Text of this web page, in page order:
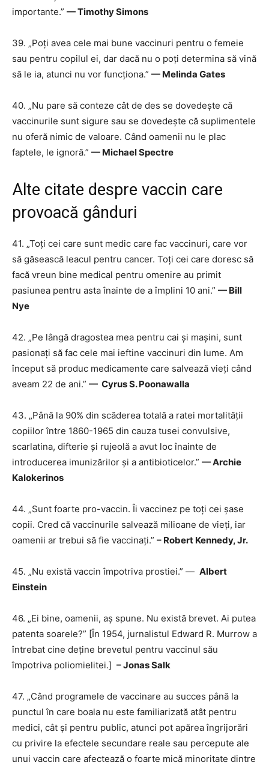
importante.” — Timothy Simons
39. „Poți avea cele mai bune vaccinuri pentru o femeie
sau pentru copilul ei, dar dacă nu o poți determina să vină
să le ia, atunci nu vor funcționa.” — Melinda Gates
40. „Nu pare să conteze cât de des se dovedește că
vaccinurile sunt sigure sau se dovedește că suplimentele
nu oferă nimic de valoare. Când oamenii nu le plac
faptele, le ignoră.” — Michael Spectre
Alte citate despre vaccin care
provoacă gânduri
41. „Toți cei care sunt medic care fac vaccinuri, care vor
să găsească leacul pentru cancer. Toți cei care doresc să
facă vreun bine medical pentru omenire au primit
pasiunea pentru asta înainte de a împlini 10 ani.” — Bill
Nye
42. „Pe lângă dragostea mea pentru cai și mașini, sunt
pasionați să fac cele mai ieftine vaccinuri din lume. Am
început să produc medicamente care salvează vieți când
aveam 22 de ani.” — Cyrus S. Poonawalla
43. „Până la 90% din scăderea totală a ratei mortalității
copiilor între 1860-1965 din cauza tusei convulsive,
scarlatina, difterie și rujeolă a avut loc înainte de
introducerea imunizărilor și a antibioticelor.” — Archie
Kalokerinos
44. „Sunt foarte pro-vaccin. Îi vaccinez pe toți cei șase
copii. Cred că vaccinurile salvează milioane de vieți, iar
oamenii ar trebui să fie vaccinați.” – Robert Kennedy, Jr.
45. „Nu există vaccin împotriva prostiei.” — Albert
Einstein
46. ​​​​„Ei bine, oamenii, aș spune. Nu există brevet. Ai putea
patenta soarele?” [În 1954, jurnalistul Edward R. Murrow a
întrebat cine deține brevetul pentru vaccinul său
împotriva poliomielitei.] – Jonas Salk
47. „Când programele de vaccinare au succes până la
punctul în care boala nu este familiarizată atât pentru
medici, cât și pentru public, atunci pot apărea îngrijorări
cu privire la efectele secundare reale sau percepute ale
unui vaccin care afectează o foarte mică minoritate dintre